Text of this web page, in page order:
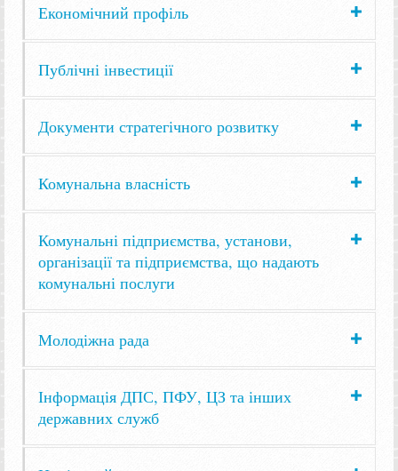
Економічний профіль
Публічні інвестиції
Документи стратегічного розвитку
Комунальна власність
Комунальні підприємства, установи,
організації та підприємства, що надають
комунальні послуги
Молодіжна рада
Інформація ДПС, ПФУ, ЦЗ та інших
державних служб